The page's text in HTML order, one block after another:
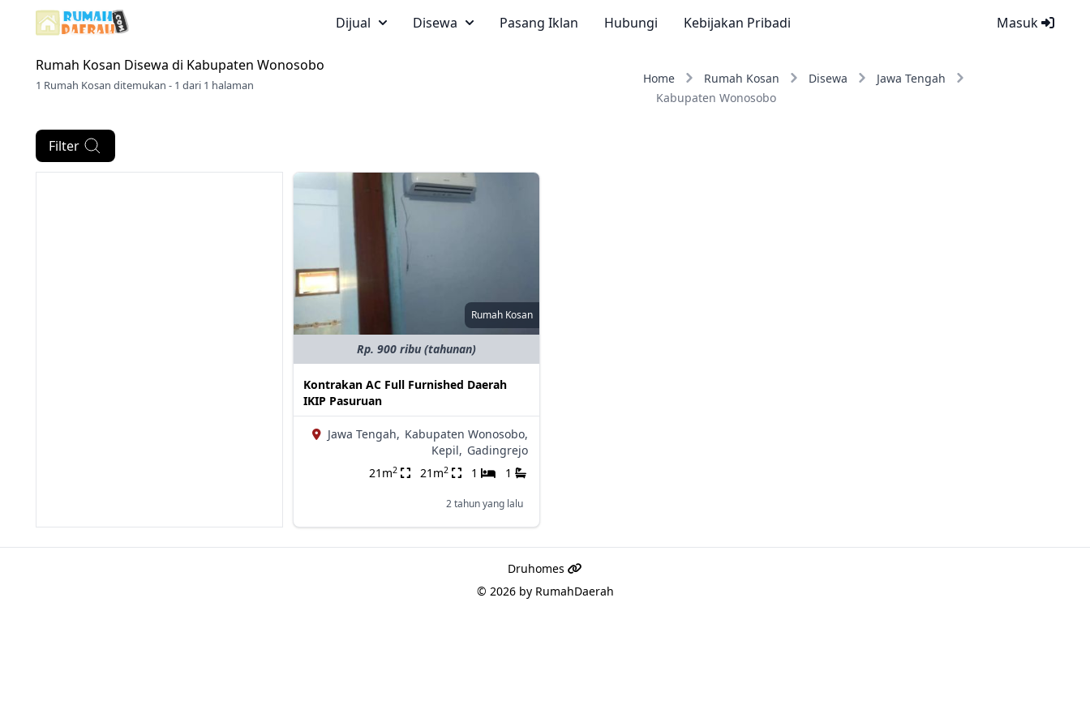
Masuk
Dijual Disewa Pasang Iklan Hubungi Kebijakan Pribadi
Rumah Kosan Disewa di Kabupaten Wonosobo
1 Rumah Kosan ditemukan - 1 dari 1 halaman Home Rumah Kosan Disewa
Jawa Tengah
Kabupaten Wonosobo
Filter
Rumah Kosan
Rp. 900 ribu (tahunan)
Kontrakan AC Full Furnished Daerah
IKIP Pasuruan
Jawa Tengah, Kabupaten Wonosobo,
Kepil, Gadingrejo
21m2 21m2 1 1
2 tahun yang lalu
Druhomes
© 2026 by RumahDaerah